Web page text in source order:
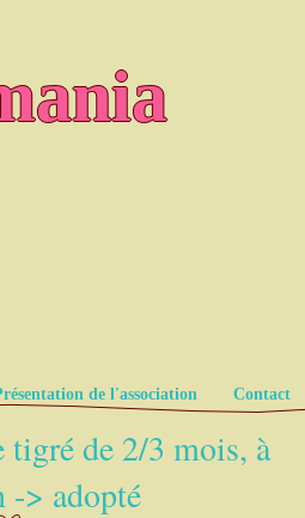
de l'association Contact
tigré de 2/3 mois, à
-> adopté